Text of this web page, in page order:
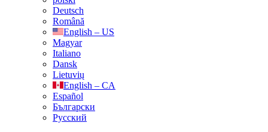
Deutsch
Română
English – US
Magyar
Italiano
Dansk
Lietuvių
English – CA
Español
Български
Русский